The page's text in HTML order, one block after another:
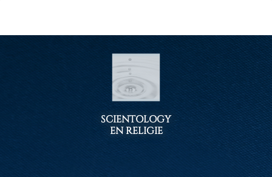
SCIENTOLOGY
EN RELIGIE